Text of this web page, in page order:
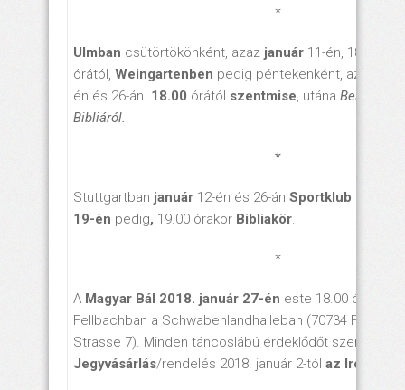
*
Ulmban csütörtökönként, azazjanuár11-én, 18-án és
órától, Weingartenben pedig péntekenként, azaz
én és 26-án 18.00 órától szentmise, utána
Bibliáról.
*
Stuttgartban január 12-én és 26-án Sportklub
19-én pedig, 19.00 órakor Bibliakör.
*
AMagyar Bál 2018. január 27-én este 18.00 órakor
Fellbachban a Schwabenlandhalleban (70734
Strasse 7). Minden táncoslábú érdeklődőt szeretettel
Jegyvásárlás/rendelés 2018. január 2-tól az Irodán